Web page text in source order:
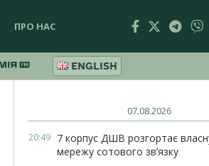
ПРО НАС
ENGLISH
07.08.2026
20:49 7 корпус ДШВ розгортає
мережу сотового зв’язку